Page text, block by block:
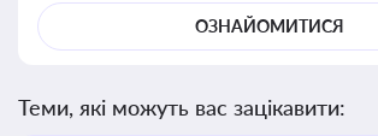
ОЗНАЙОМИТИСЯ
Теми, які можуть вас зацікавити: